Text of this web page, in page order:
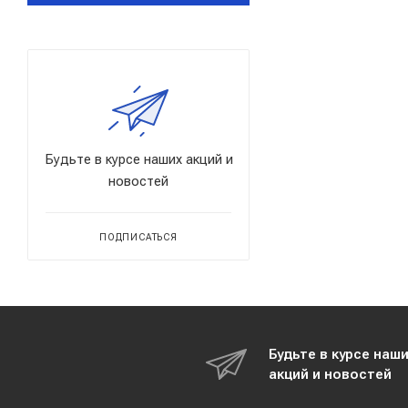
Будьте в курсе наших акций и
новостей
ПОДПИСАТЬСЯ
Будьте в курсе
акций и новостей